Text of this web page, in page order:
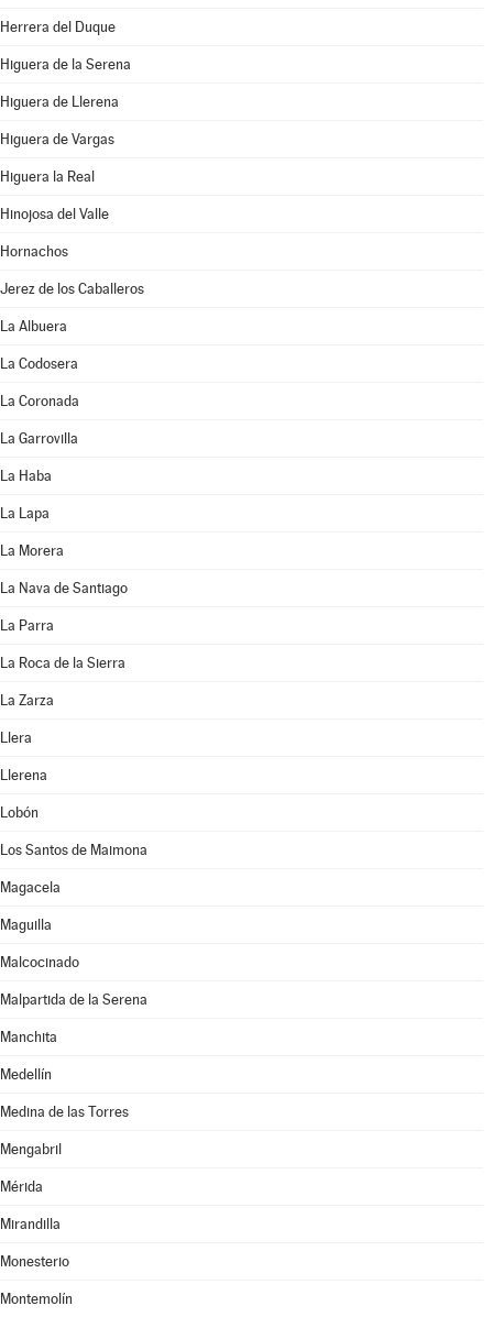
Herrera del Duque
Higuera de la Serena
Higuera de Llerena
Higuera de Vargas
Higuera la Real
Hinojosa del Valle
Hornachos
Jerez de los Caballeros
La Albuera
La Codosera
La Coronada
La Garrovilla
La Haba
La Lapa
La Morera
La Nava de Santiago
La Parra
La Roca de la Sierra
La Zarza
Llera
Llerena
Lobón
Los Santos de Maimona
Magacela
Maguilla
Malcocinado
Malpartida de la Serena
Manchita
Medellín
Medina de las Torres
Mengabril
Mérida
Mirandilla
Monesterio
Montemolín